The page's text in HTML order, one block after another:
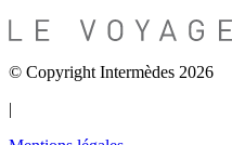
© Copyright Intermèdes 2026
|